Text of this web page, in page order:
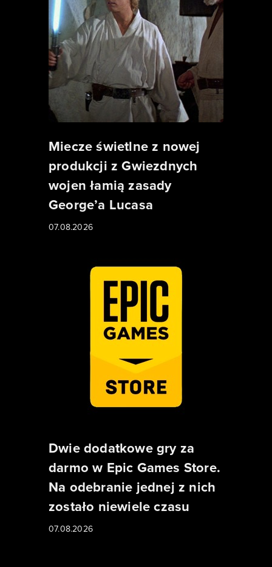
Miecze świetlne z nowej
produkcji z Gwiezdnych
wojen łamią zasady
George’a Lucasa
07.08.2026
Dwie dodatkowe gry za
darmo w Epic Games Store.
Na odebranie jednej z nich
zostało niewiele czasu
07.08.2026